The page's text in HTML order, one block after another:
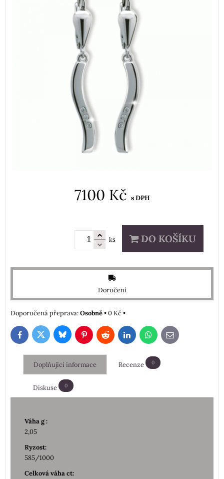
7100 Kč s DPH
ks DO KOŠÍKU
Doručení
Osobně•0 Kč•
FacebookTwitterBlueskyPinterestRedditLinkedInWhatsApp
E-
mail
Doplňující informace Recenze 0
Diskuse 0
Váha g :
2,05
Ryzost:
585/1000
Celková váha ct: